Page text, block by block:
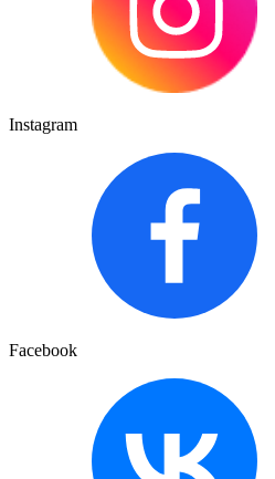
Instagram
Facebook